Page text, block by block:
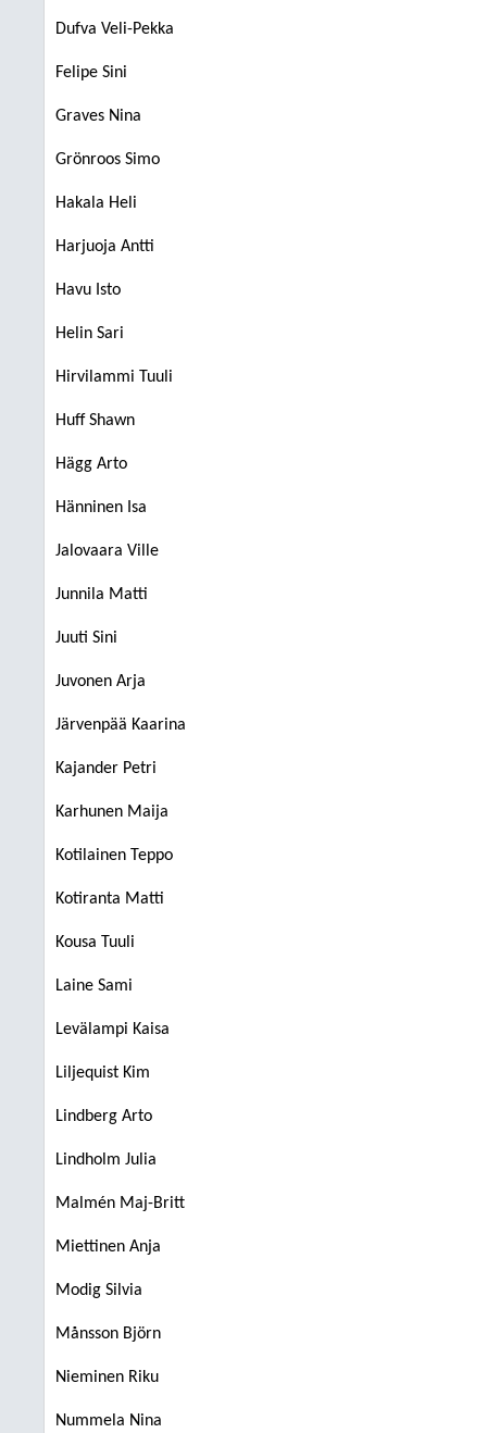
Dufva Veli-Pekka
Felipe Sini
Graves Nina
Grönroos Simo
Hakala Heli
Harjuoja Antti
Havu Isto
Helin Sari
Hirvilammi Tuuli
Huff Shawn
Hägg Arto
Hänninen Isa
Jalovaara Ville
Junnila Matti
Juuti Sini
Juvonen Arja
Järvenpää Kaarina
Kajander Petri
Karhunen Maija
Kotilainen Teppo
Kotiranta Matti
Kousa Tuuli
Laine Sami
Levälampi Kaisa
Liljequist Kim
Lindberg Arto
Lindholm Julia
Malmén Maj-Britt
Miettinen Anja
Modig Silvia
Månsson Björn
Nieminen Riku
Nummela Nina